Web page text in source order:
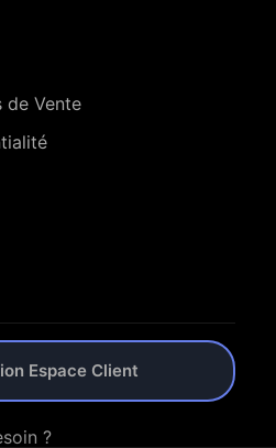
de Vente
Espace Client
?